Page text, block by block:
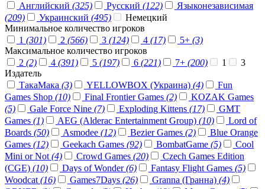
Английский (325) Русский (122)
Языконезависимая
(209)
Украинский (495)
Немецкий
Минимальное количество игроков
1 (301) 2 (566) 3 (124) 4 (17) 5+ (3)
Максимальное количество игроков
2 (2) 4 (391) 5 (197) 6 (221) 7+ (200) 1
3
Издатель
ТакаМака (3) YELLOWBOX (Украина) (4)
Fun
Games Shop (10) Final Frontier Games (2)
KOZAK Games
(5)
Gale Force Nine (7) Exploding Kittens (17)
GMT
Games (1) AEG (Alderac Entertainment Group) (10)
Lord of
Boards (50) Asmodee (12) Bezier Games (2)
Blue Orange
Games (12) Geekach Games (92) BombatGame (5)
Cool
Mini or Not (4) Crowd Games (20)
Czech Games Edition
(CGE) (10) Days of Wonder(6) Fantasy Flight Games (5)
Woodcat (16) Games7Days (26) Granna (Гранна) (4)